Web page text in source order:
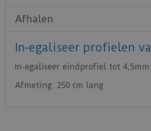
Afhalen
In-egaliseer profielen
In-egaliseer eindprofiel tot 4,5mm.
Afmeting: 250 cm lang